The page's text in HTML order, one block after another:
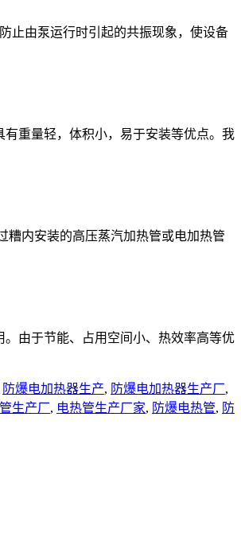
止由泵运行时引起的共振现象，使设备
重量轻，体积小，易于安装等优点。我
内安装的高压蒸汽加热管或电加热管
由于节能、占用空间小、热效率高等优
防爆电加热器生产, 防爆电加热器生产厂,
生产厂, 电热管生产厂家, 防爆电热管, 防